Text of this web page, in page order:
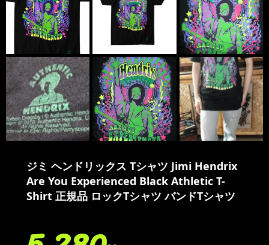
ジミ ヘンドリックス Tシャツ Jimi Hendrix
Are You Experienced Black Athletic T-
Shirt 正規品 ロックTシャツ バンドTシャツ